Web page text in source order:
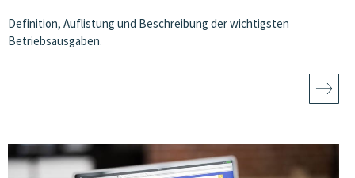
Definition, Auflistung und Beschreibung der wichtigsten
Betriebsausgaben.